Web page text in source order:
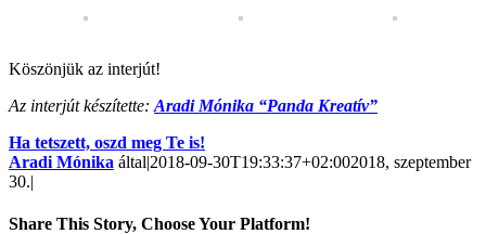
Köszönjük az interjút!
Az interjút készítette: Aradi Mónika “Panda Kreatív”
Ha tetszett, oszd meg Te is!
Aradi Mónika által|2018-09-30T19:33:37+02:002018, szeptember
30.|
Share This Story, Choose Your Platform!